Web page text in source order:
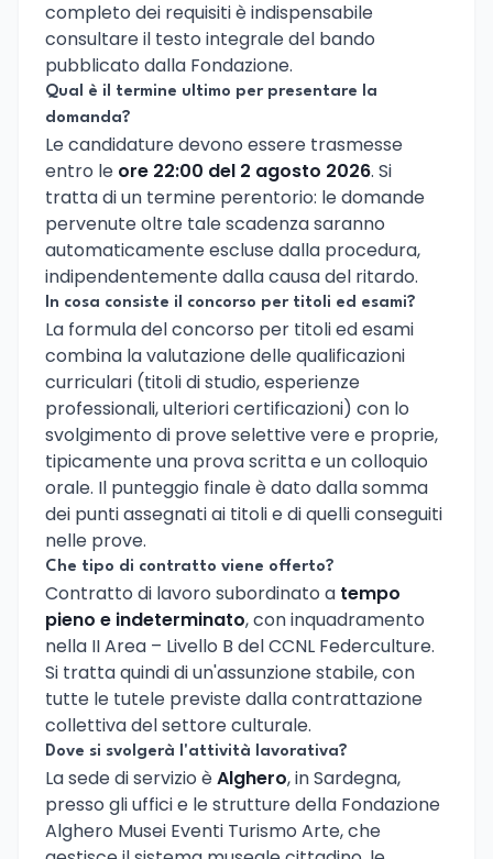
completo dei requisiti è indispensabile
consultare il testo integrale del bando
pubblicato dalla Fondazione.
Qual è il termine ultimo per presentare la
domanda?
Le candidature devono essere trasmesse
entro le ore 22:00 del 2 agosto 2026. Si
tratta di un termine perentorio: le domande
pervenute oltre tale scadenza saranno
automaticamente escluse dalla procedura,
indipendentemente dalla causa del ritardo.
In cosa consiste il concorso per titoli ed esami?
La formula del concorso per titoli ed esami
combina la valutazione delle qualificazioni
curriculari (titoli di studio, esperienze
professionali, ulteriori certificazioni) con lo
svolgimento di prove selettive vere e proprie,
tipicamente una prova scritta e un colloquio
orale. Il punteggio finale è dato dalla somma
dei punti assegnati ai titoli e di quelli conseguiti
nelle prove.
Che tipo di contratto viene offerto?
Contratto di lavoro subordinato a tempo
pieno e indeterminato, con inquadramento
nella II Area – Livello B del CCNL Federculture.
Si tratta quindi di un'assunzione stabile, con
tutte le tutele previste dalla contrattazione
collettiva del settore culturale.
Dove si svolgerà l'attività lavorativa?
La sede di servizio èAlghero, in Sardegna,
presso gli uffici e le strutture della Fondazione
Alghero Musei Eventi Turismo Arte, che